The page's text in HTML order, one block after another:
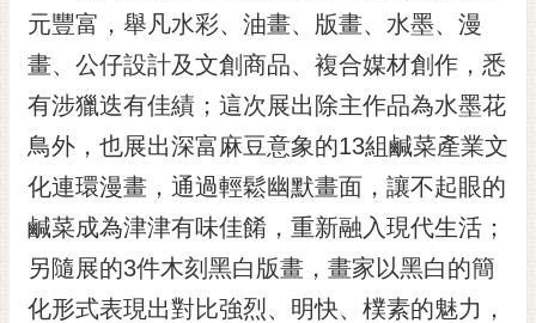
安
全
政
策
網
站
資
料
開
放
宣
元豐富，舉凡水彩、油畫、版畫、水墨、漫
畫、公仔設計及文創商品、複合媒材創作，悉
有涉獵迭有佳績；這次展出除主作品為水墨花
鳥外，也展出深富麻豆意象的13組鹹菜產業文
化連環漫畫，通過輕鬆幽默畫面，讓不起眼的
鹹菜成為津津有味佳餚，重新融入現代生活；
另隨展的3件木刻黑白版畫，畫家以黑白的簡
化形式表現出對比強烈、明快、樸素的魅力，